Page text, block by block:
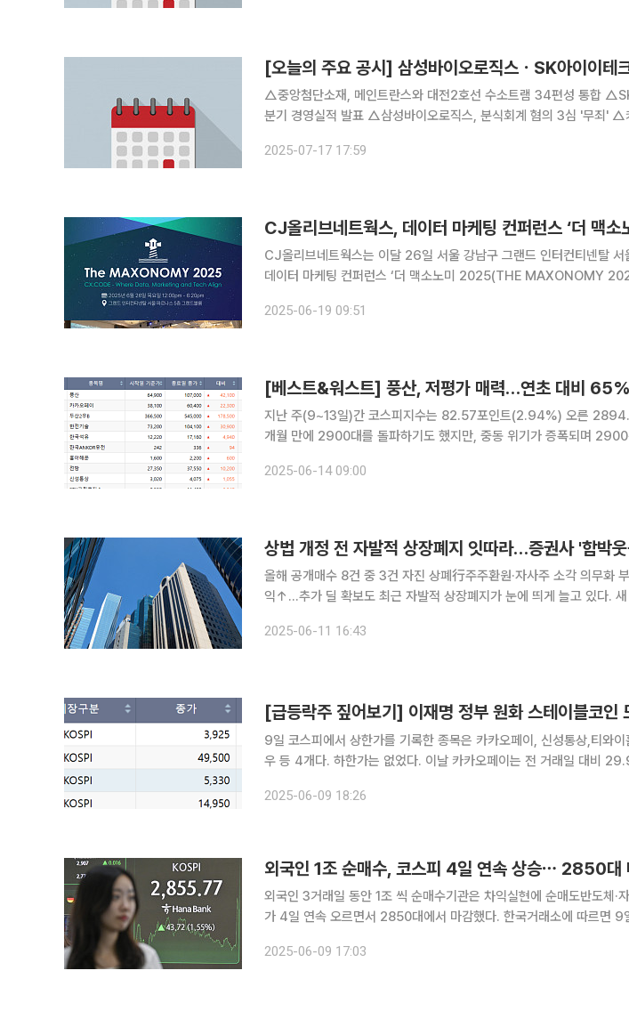
[오늘의 주요 공시] 삼성바이오로직스ㆍSK아이이테
△중앙첨단소재, 메인트란스와 대전2호선 수소트램 34편성 통합 △SK아이이테크놀로지, 30일 2
분기 경영실적 발표 △삼성바이오로직스, 분식회계 혐의 3심 '무죄' △카카오게임즈, 내달 6일 2분
2025-07-17 17:59
CJ올리브네트웍스, 데이터 마케팅 컨퍼런스 ‘더 맥
CJ올리브네트웍스는 이달 26일 서울 강남구 그랜드 인터컨티넨탈 서
데이터 마케팅 컨퍼런스 ‘더 맥소노미 2025(THE MAXONOMY
에서 주최하는 행사다. 매년 약 1100명이 등록하는 등 국
2025-06-19 09:51
[베스트&워스트] 풍산, 저평가 매력…연초 대비
지난 주(9~13일)간 코스피지수는 82.57포인트(2.94%) 오른
개월 만에 2900대를 돌파하기도 했지만, 중동 위기가 증폭되며
2025-06-14 09:00
상법 개정 전 자발적 상장폐지 잇따라…증권사 '함박
올해 공개매수 8건 중 3건 자진 상폐行주주환원·자사주 소각 의무화
익↑…추가 딜 확보도 최근 자발적 상장폐지가 눈에 띄게 늘고 있다. 새 정부 출범 후 자사주 소각 의
흐름에 따라 상장폐지가 증가할 것으로 보이는 가운데 공개매수를
2025-06-11 16:43
9일 코스피에서 상한가를 기록한 종목은 카카오페이, 신성통상,티와
우 등 4개다. 하한가는 없었다. 이날 카카오페이는 전 거래일 대비 29.92% 오른 가격에 거래를 마
가 몰렸다. 카카오페이는 결제, 송금, 투자, 보험, 금융상품 중
2025-06-09 18:26
외국인 1조 순매수, 코스피 4일 연속 상승⋯ 2850대
외국인 3거래일 동안 1조 씩 순매수기관은 차익실현에 순매도반도체·자동차
가 4일 연속 오르면서 2850대에서 마감했다. 한국거래소에 따르면 9일 코스피 지수 종가는 전 거
다. 지수는 전장보다 29.51포인트(1.05%) 오른
2025-06-09 17:03